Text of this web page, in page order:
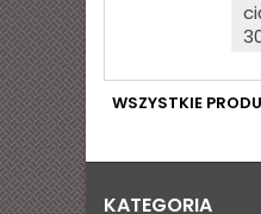
z
od
WSZYSTKIE
KATEGORIA